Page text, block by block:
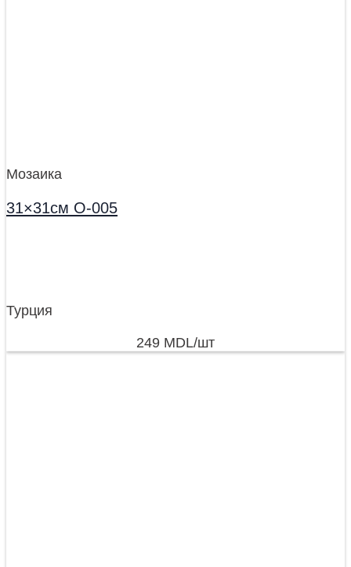
Мозаика
31×31см O-005
Турция
249 MDL/шт